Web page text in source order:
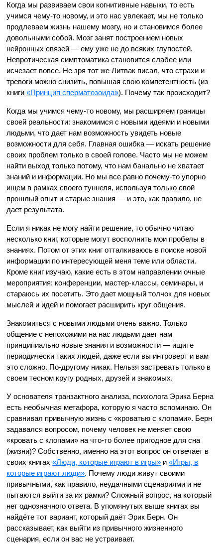
Когда мы развиваем свои когнитивные навыки, то есть
учимся чему-то новому, и это нас увлекает, мы не только
продлеваем жизнь нашему мозгу, но и становимся более
довольными собой. Мозг занят построением новых
нейронных связей — ему уже не до всяких глупостей.
Невротическая симптоматика становится слабее или
исчезает вовсе. Не зря тот же Литвак писал, что страхи и
тревоги можно снизить, повышая свою компетентность (из
книги«Принцип сперматозоида»). Почему так происходит?
Когда мы учимся чему-то новому, мы расширяем границы
своей реальности: знакомимся с новыми идеями и новыми
людьми, что дает нам возможность увидеть новые
возможности для себя. Главная ошибка — искать решение
своих проблем только в своей голове. Часто мы не можем
найти выход только потому, что нам банально не хватает
знаний и информации. Но мы все равно почему-то упорно
ищем в рамках своего туннеля, используя только свой
прошлый опыт и старые знания — и это, как правило, не
дает результата.
Если я никак не могу найти решение, то обычно читаю
несколько книг, которые могут восполнить мои пробелы в
знаниях. Потом от этих книг отталкиваюсь в поиске новой
информации по интересующей меня теме или области.
Кроме книг изучаю, какие есть в этом направлении очные
мероприятия: конференции, мастер-классы, семинары, и
стараюсь их посетить. Это дает мощный толчок для новых
мыслей и идей и помогает расширить круг общения.
Знакомиться с новыми людьми очень важно. Только
общение с непохожими на нас людьми дает нам
принципиально новые знания и возможности — ищите
периодически таких людей, даже если вы интроверт и вам
это сложно. По-другому никак. Нельзя застревать только в
своем тесном кругу родных, друзей и знакомых.
У основателя транзактного анализа, психолога Эрика Берна
есть необычная метафора, которую я часто вспоминаю. Он
сравнивал привычную жизнь с «кроватью с клопами». Берн
задавался вопросом, почему человек не меняет свою
«кровать с клопами» на что-то более пригодное для сна
(жизни)? Собственно, именно на этот вопрос он отвечает в
своих книгах«Люди, которые играют в игры» и«Игры, в
которые играют люди». Почему люди живут своими
привычными, как правило, неудачными сценариями и не
пытаются выйти за их рамки? Сложный вопрос, на который
нет однозначного ответа. В упомянутых выше книгах вы
найдёте тот вариант, который даёт Эрик Берн. Он
рассказывает, как выйти из привычного жизненного
сценария, если он вас не устраивает.